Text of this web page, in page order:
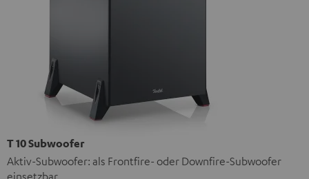
T 10 Subwoofer
Aktiv-Subwoofer: als Frontfire- oder Downfire-Subwoofer
einsetzbar.